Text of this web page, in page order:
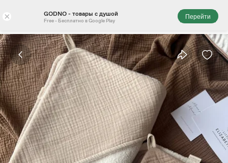
× GODNO - товары с душой
Free - Бесплатно в Google Play
Перейти